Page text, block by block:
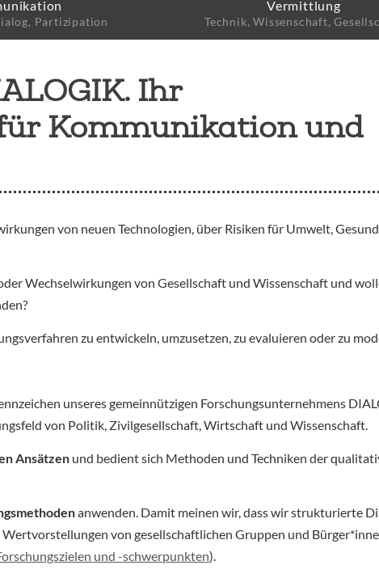
Partizipation
Vermittlung
Technik, Wissenschaft,
Ihr
Kommunikation und
von neuen Technologien, über Risiken für Umwelt,
Wechselwirkungen von Gesellschaft und Wissenschaft und
zu entwickeln, umzusetzen, zu evaluieren oder zu
unseres gemeinnützigen Forschungsunternehmens
von Politik, Zivilgesellschaft, Wirtschaft und Wissenschaft.
Ansätzen und bedient sich Methoden und Techniken der
anwenden. Damit meinen wir, dass wir strukturierte
von gesellschaftlichen Gruppen und
und -schwerpunkten).